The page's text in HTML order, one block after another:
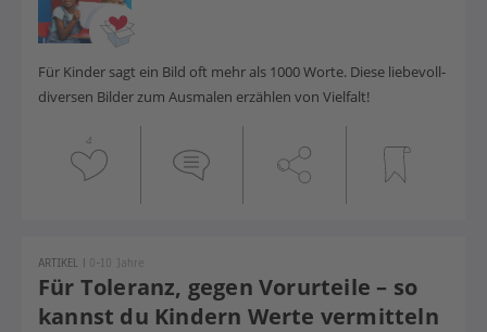
Für Kinder sagt ein Bild oft mehr als 1000 Worte. Diese liebevoll-
diversen Bilder zum Ausmalen erzählen von Vielfalt!
4
Für Toleranz, gegen Vorurteile – so
kannst du Kindern Werte vermitteln
ARTIKEL | 0-10 Jahre